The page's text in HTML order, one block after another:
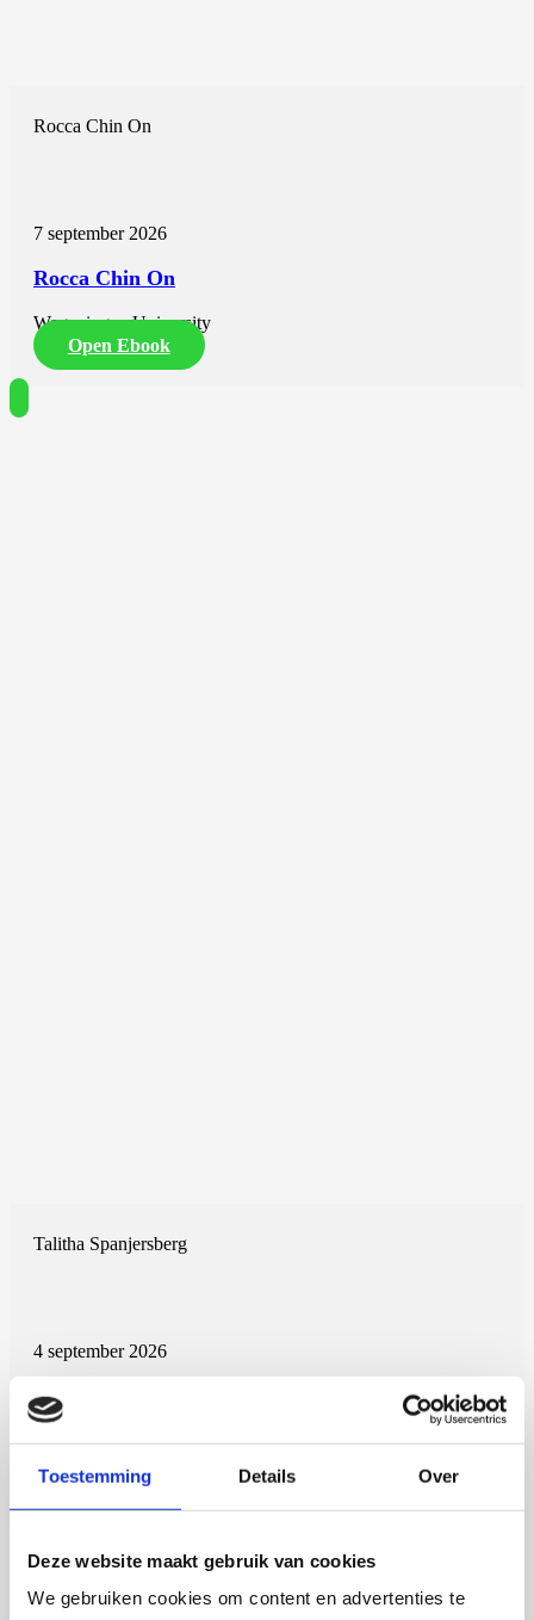
Toestemming Details Over
Deze website maakt gebruik van cookies
We gebruiken cookies om content en advertenties te
Rocca Chin On
7 september 2026
Rocca Chin On
Wageningen University
Open Ebook
Talitha Spanjersberg
4 september 2026
Talitha Spanjersberg
Universiteit Utrecht